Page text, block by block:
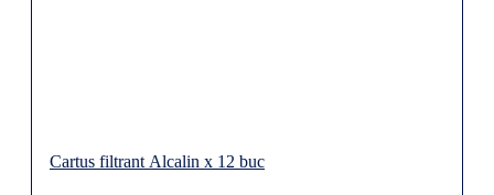
Cartus filtrant Alcalin x 12 buc